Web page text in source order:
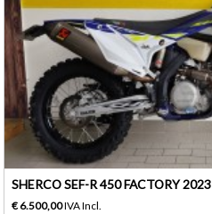
SHERCO SEF-R 450 FACTORY 2023
€ 6.500,00IVA Incl.